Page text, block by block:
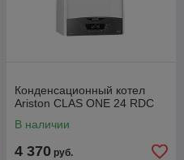
Конденсационный котел
Ariston CLAS ONE 24 RDC
В наличии
4 370 руб.